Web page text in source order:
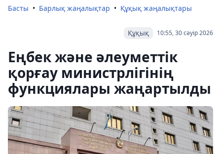
Басты Барлық жаңалықтар Құқық жаңалықтары
10:55, 30 сәуір 2026
Құқық
Еңбек және әлеуметтік
қорғау министрлігінің
функциялары жаңартылды